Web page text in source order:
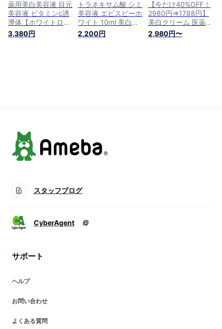
薬用美白美容液 目元
美容液 ビタミンc誘
導体【ホワイトロワ
イヤル 極濃美白 プ
レミアムエッセンス
3,380円
トラネキサム酸 シミ
美容液 エビスビーホ
ワイト 10ml 美白美
容液 しみ取り 化粧
品 【医薬部外品】し
2,200円
【今だけ40%OFF！
2980円⇒1788円】
美白クリーム 医薬部
外品 20g セルニス
ホワイトセラム 顔
2,980円〜
スタッフブログ
CyberAgent
サポート
ヘルプ
お問い合わせ
よくある質問